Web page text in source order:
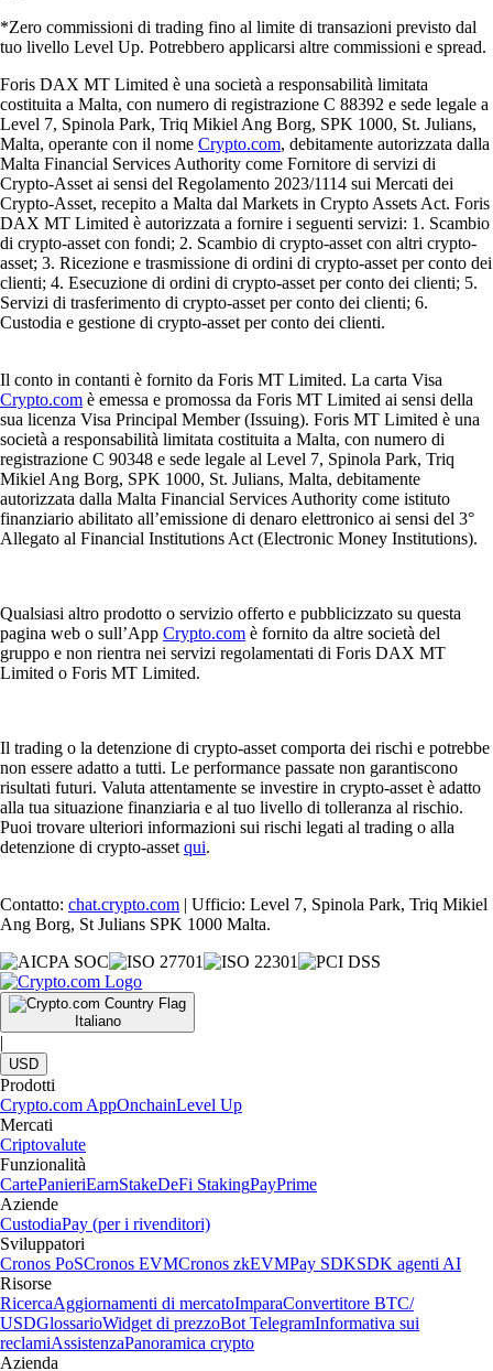
*Zero commissioni di trading fino al limite di transazioni previsto dal
tuo livello Level Up. Potrebbero applicarsi altre commissioni e spread.
Foris DAX MT Limited è una società a responsabilità limitata
costituita a Malta, con numero di registrazione C 88392 e sede legale a
Level 7, Spinola Park, Triq Mikiel Ang Borg, SPK 1000, St. Julians,
Malta, operante con il nome Crypto.com, debitamente autorizzata dalla
Malta Financial Services Authority come Fornitore di servizi di
Crypto-Asset ai sensi del Regolamento 2023/1114 sui Mercati dei
Crypto-Asset, recepito a Malta dal Markets in Crypto Assets Act. Foris
DAX MT Limited è autorizzata a fornire i seguenti servizi: 1. Scambio
di crypto-asset con fondi; 2. Scambio di crypto-asset con altri crypto-
asset; 3. Ricezione e trasmissione di ordini di crypto-asset per conto dei
clienti; 4. Esecuzione di ordini di crypto-asset per conto dei clienti; 5.
Servizi di trasferimento di crypto-asset per conto dei clienti; 6.
Custodia e gestione di crypto-asset per conto dei clienti.
Il conto in contanti è fornito da Foris MT Limited. La carta Visa
Crypto.com è emessa e promossa da Foris MT Limited ai sensi della
sua licenza Visa Principal Member (Issuing). Foris MT Limited è una
società a responsabilità limitata costituita a Malta, con numero di
registrazione C 90348 e sede legale al Level 7, Spinola Park, Triq
Mikiel Ang Borg, SPK 1000, St. Julians, Malta, debitamente
autorizzata dalla Malta Financial Services Authority come istituto
finanziario abilitato all’emissione di denaro elettronico ai sensi del 3°
Allegato al Financial Institutions Act (Electronic Money Institutions).
Qualsiasi altro prodotto o servizio offerto e pubblicizzato su questa
pagina web o sull’App Crypto.com è fornito da altre società del
gruppo e non rientra nei servizi regolamentati di Foris DAX MT
Limited o Foris MT Limited.
Il trading o la detenzione di crypto-asset comporta dei rischi e potrebbe
non essere adatto a tutti. Le performance passate non garantiscono
risultati futuri. Valuta attentamente se investire in crypto-asset è adatto
alla tua situazione finanziaria e al tuo livello di tolleranza al rischio.
Puoi trovare ulteriori informazioni sui rischi legati al trading o alla
detenzione di crypto-asset qui.
Contatto: chat.crypto.com | Ufficio: Level 7, Spinola Park, Triq Mikiel
Ang Borg, St Julians SPK 1000 Malta.
Italiano
|
USD
Prodotti
Crypto.com AppOnchainLevel Up
Mercati
Criptovalute
Funzionalità
CartePanieriEarnStakeDeFi StakingPayPrime
Aziende
CustodiaPay (per i rivenditori)
Sviluppatori
Cronos PoSCronos EVMCronos zkEVMPay SDKSDK agenti AI
Risorse
RicercaAggiornamenti di mercatoImparaConvertitore BTC/
USDGlossarioWidget di prezzoBot TelegramInformativa sui
reclamiAssistenzaPanoramica crypto
Azienda